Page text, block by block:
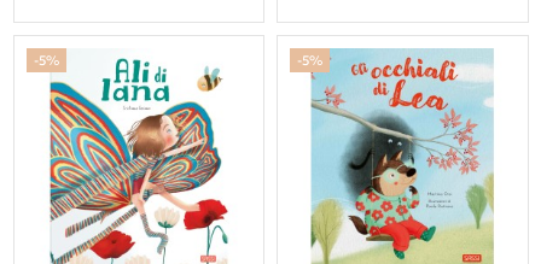
-5% -5%